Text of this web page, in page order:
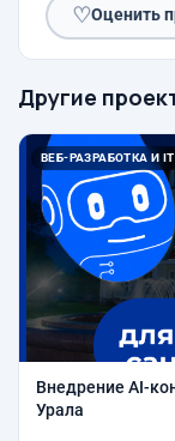
♡Оценить
Другие
ВЕБ-РАЗРАБОТКА И IT
Внедрение AI-
Урала